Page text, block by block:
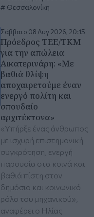
Θεσσαλονίκη
Σάββατο 08 Αυγ 2026, 20:15
Πρόεδρος ΤΕΕ/ΤΚΜ
για την απώλεια
Αικατερινάρη: «Mε
βαθιά θλίψη
αποχαιρετούμε έναν
ενεργό πολίτη και
σπουδαίο
αρχιτέκτονα»
«Υπήρξε ένας άνθρωπος
με ισχυρή επιστημονική
συγκρότηση, ενεργή
παρουσία στα κοινά και
βαθιά πίστη στον
δημόσιο και κοινωνικό
ρόλο του μηχανικού»,
αναφέρει ο Ηλίας